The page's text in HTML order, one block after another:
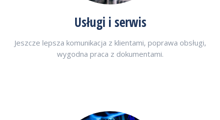
Usługi i serwis
Jeszcze lepsza komunikacja z klientami, poprawa obsługi,
wygodna praca z dokumentami.